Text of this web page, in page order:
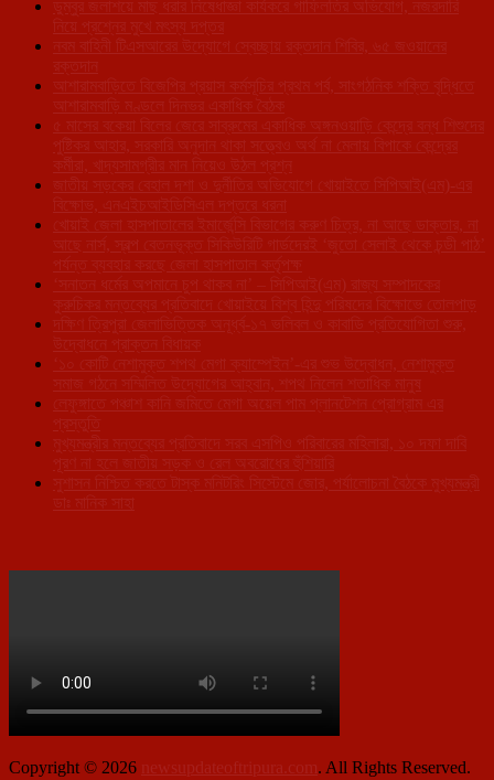
ডুম্বুর জলাশয়ে মাছ ধরার নিষেধাজ্ঞা কার্যকরে গাফিলতির অভিযোগ, নজরদারি
নিয়ে প্রশ্নের মুখে মৎস্য দপ্তর
নবম বাহিনী টিএসআরের উদ্যোগে স্বেচ্ছায় রক্তদান শিবির, ৬৫ জওয়ানের
রক্তদান
আশারামবাড়িতে বিজেপির প্রয়াস কর্মসূচির প্রথম পর্ব, সাংগঠনিক শক্তি বৃদ্ধিতে
আশারামবাড়ি মণ্ডলে দিনভর একাধিক বৈঠক
৫ মাসের বকেয়া বিলের জেরে সাব্রুমের একাধিক অঙ্গনওয়াড়ি কেন্দ্রে বন্ধ শিশুদের
পুষ্টিকর আহার, সরকারি অনুদান থাকা সত্ত্বেও অর্থ না মেলায় বিপাকে কেন্দ্রের
কর্মীরা, খাদ্যসামগ্রীর মান নিয়েও উঠল প্রশ্ন
জাতীয় সড়কের বেহাল দশা ও দুর্নীতির অভিযোগে খোয়াইতে সিপিআই(এম)-এর
বিক্ষোভ, এনএইচআইডিসিএল দপ্তরে ধরনা
খোয়াই জেলা হাসপাতালের ইমার্জেন্সি বিভাগের করুণ চিত্র, না আছে ডাক্তার, না
আছে নার্স, স্বল্প বেতনভূক্ত সিকিউরিটি গার্ডদেরই ‘জুতো সেলাই থেকে চন্ডী পাঠ’
পর্যন্ত ব্যবহার করছে জেলা হাসপাতাল কর্তৃপক্ষ
‘সনাতন ধর্মের অপমানে চুপ থাকব না’ – সিপিআই(এম) রাজ্য সম্পাদকের
কুরুচিকর মন্তব্যের প্রতিবাদে খোয়াইয়ে বিশ্ব হিন্দু পরিষদের বিক্ষোভে তোলপাড়
দক্ষিণ ত্রিপুরা জেলাভিত্তিক অনূর্ধ্ব-১৭ ভলিবল ও কাবাডি প্রতিযোগিতা শুরু,
উদ্বোধনে প্রাক্তন বিধায়ক
‘১০ কোটি নেশামুক্ত শপথ মেগা ক্যাম্পেইন’-এর শুভ উদ্বোধন, নেশামুক্ত
সমাজ গঠনে সম্মিলিত উদ্যোগের আহ্বান, শপথ নিলেন শতাধিক মানুষ
লেফুঙ্গাতে পঞ্চাশ কানি জমিতে মেগা অয়েল পাম প্লানটেশন প্রোগ্রাম এর
প্রস্তুতি
মুখ্যমন্ত্রীর মন্তব্যের প্রতিবাদে সরব এসপিও পরিবারের মহিলারা, ১০ দফা দাবি
পূরণ না হলে জাতীয় সড়ক ও রেল অবরোধের হুঁশিয়ারি
সুশাসন নিশ্চিত করতে টাস্ক মনিটরিং সিস্টেমে জোর, পর্যালোচনা বৈঠকে মুখ্যমন্ত্রী
ডাঃ মানিক সাহা
Copyright © 2026 newsupdateoftripura.com. All Rights Reserved.